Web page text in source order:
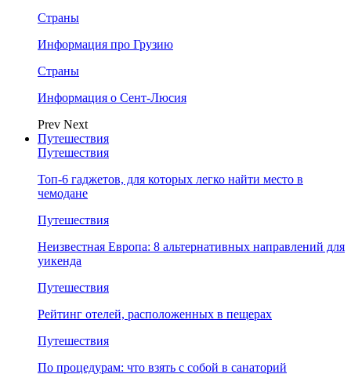
Страны
Информация про Грузию
Страны
Информация о Сент-Люсия
Prev Next
Путешествия
Путешествия
Топ-6 гаджетов, для которых легко найти место в
чемодане
Путешествия
Неизвестная Европа: 8 альтернативных направлений для
уикенда
Путешествия
Рейтинг отелей, расположенных в пещерах
Путешествия
По процедурам: что взять с собой в санаторий